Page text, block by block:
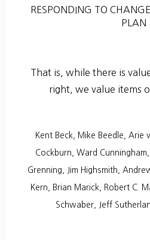
RESPONDING TO CHANGE
PLAN
That is, while there is
right, we value items
Kent Beck, Mike Beedle, Arie
Cockburn, Ward
Grenning, Jim Highsmith,
Kern, Brian Marick, Robert C.
Schwaber, Jeff